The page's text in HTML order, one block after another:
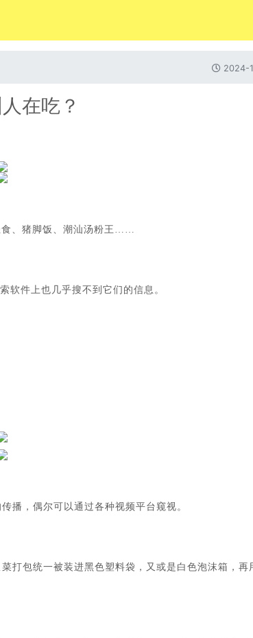
2024-
在吃？
食、猪脚饭、潮汕汤粉王……
软件上也几乎搜不到它们的信息。
传播，偶尔可以通过各种视频平台窥视。
打包统一被装进黑色塑料袋，又或是白色泡沫箱，再